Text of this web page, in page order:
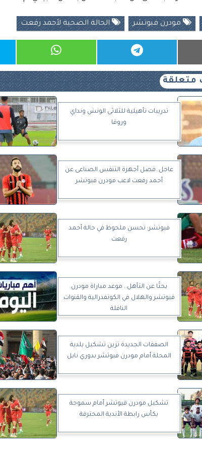
مودرن فيوتشر الحالة الصحية لأحمد رفعت
متعلقة
تدريبات تأهيلية للثلاثى الونش ونداي
وروقا
عاجل..فصل أجهزة التنفس الصناعى عن
أحمد رفعت لاعب مودرن فيوتشر
فيوتشر: تحسن ملحوظ في حالة أحمد
رفعت
بحثًا عن التأهل.. موعد مباراة مودرن
فيوتشر والهلال في الكونفدرالية والقنوات
الناقلة
الصفقات الجديدة تزين تشكيل بلدية
المحلة أمام مودرن فيوتشر بدوري نايل
تشكيل مودرن فيوتشر أمام سموحة
بكأس رابطة الأندية المحترفة